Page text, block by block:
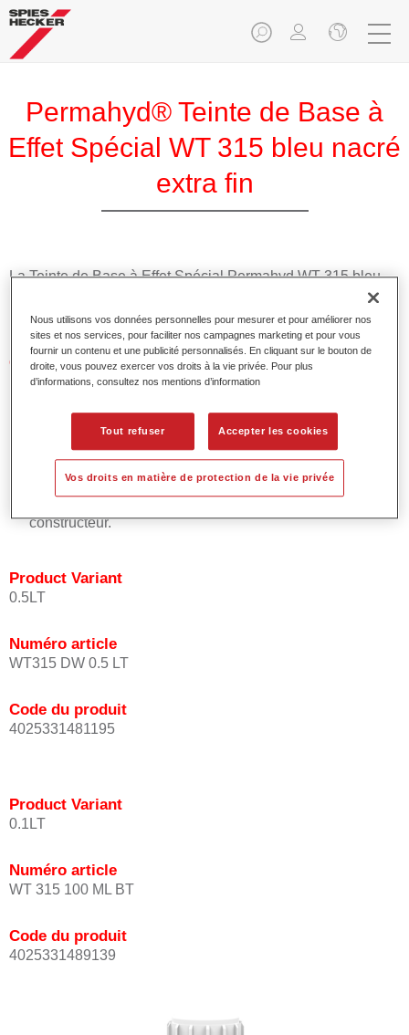
Permahyd® Teinte de Base à
Effet Spécial WT 315 bleu nacré
extra fin
La Teinte de Base à Effet Spécial Permahyd WT 315 bleu
nacré extra fin est utilisable dans les Prélaques Permahyd
Hi-TEC 480 et Permahyd 286.
Caractéristiques du produit
Application facile et rapide.
Permet des raccords faciles et efficaces.
Offre un très bon pouvoir couvrant.
Utilisée pour réparer les teintes à effet spéciaux d'origine
constructeur.
Product Variant
0.5LT
Numéro article
WT315 DW 0.5 LT
Code du produit
4025331481195
Product Variant
0.1LT
Numéro article
WT 315 100 ML BT
Code du produit
4025331489139
Nous utilisons vos données personnelles pour mesurer et pour améliorer nos
sites et nos services, pour faciliter nos campagnes marketing et pour vous
fournir un contenu et une publicité personnalisés. En cliquant sur le bouton de
droite, vous pouvez exercer vos droits à la vie privée. Pour plus
d’informations, consultez nos mentions d’information
Tout refuser Accepter les cookies
Vos droits en matière de protection de la vie privée